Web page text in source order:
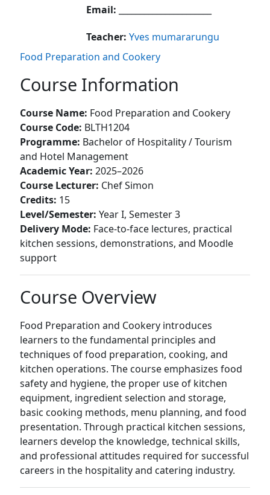
Email:
Teacher: Yves mumararungu
Food Preparation and Cookery
Course Information
Course Name: Food Preparation and Cookery
Course Code: BLTH1204
Programme: Bachelor of Hospitality / Tourism
and Hotel Management
Academic Year: 2025–2026
Course Lecturer: Chef Simon
Credits: 15
Level/Semester: Year I, Semester 3
Delivery Mode: Face-to-face lectures, practical
kitchen sessions, demonstrations, and Moodle
support
Course Overview
Food Preparation and Cookery introduces
learners to the fundamental principles and
techniques of food preparation, cooking, and
kitchen operations. The course emphasizes food
safety and hygiene, the proper use of kitchen
equipment, ingredient selection and storage,
basic cooking methods, menu planning, and food
presentation. Through practical kitchen sessions,
learners develop the knowledge, technical skills,
and professional attitudes required for successful
careers in the hospitality and catering industry.